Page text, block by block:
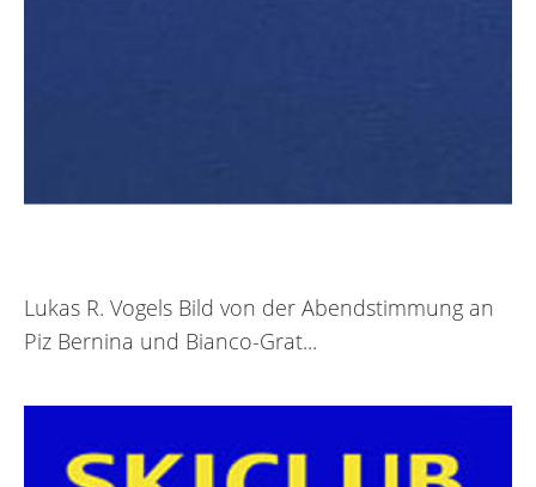
Lukas R. Vogels Bild von der Abendstimmung an
Piz Bernina und Bianco-Grat...